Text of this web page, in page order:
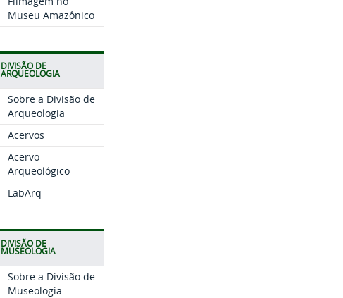
Museu Amazônico
DIVISÃO DE
ARQUEOLOGIA
Sobre a Divisão de
Arqueologia
Acervos
Acervo
Arqueológico
LabArq
DIVISÃO DE
MUSEOLOGIA
Sobre a Divisão de
Museologia